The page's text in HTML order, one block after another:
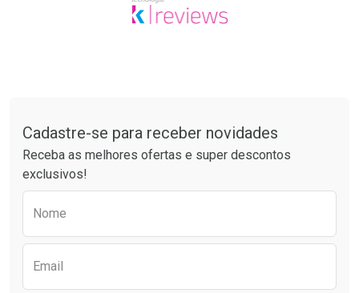
Cadastre-se para receber novidades
Receba as melhores ofertas e super descontos
exclusivos!
Nome
Email